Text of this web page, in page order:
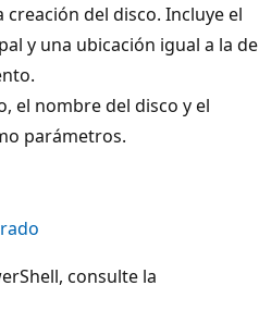
del disco. Incluye el
y una ubicación igual a la de
el nombre del disco y el
parámetros.
consulte la